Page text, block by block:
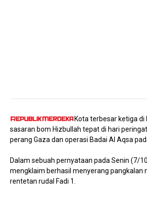
Kota terbesar ketiga di
sasaran bom Hizbullah tepat di hari
perang Gaza dan operasi Badai Al Aqsa
Dalam sebuah pernyataan pada Senin (7/
mengklaim berhasil menyerang pangkalan
rentetan rudal Fadi 1.